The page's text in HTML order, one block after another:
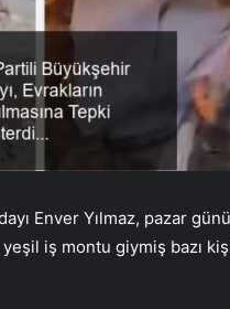
Enver Yılmaz, pazar
iş montu giymiş bazı